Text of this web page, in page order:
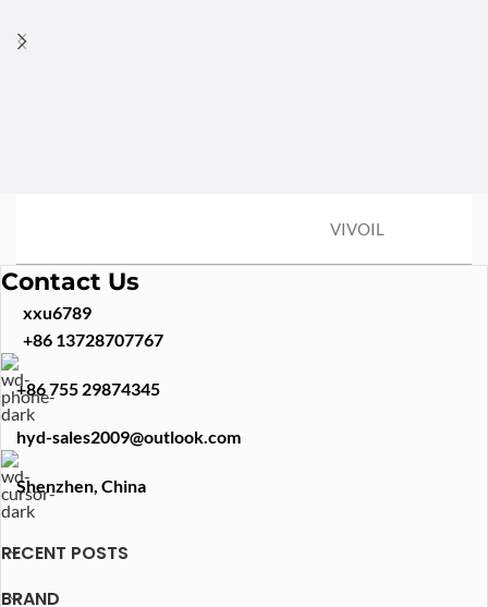
VIVOIL
Contact Us
xxu6789
+86 13728707767
+86 755 29874345
hyd-sales2009@outlook.com
Shenzhen, China
RECENT POSTS
BRAND